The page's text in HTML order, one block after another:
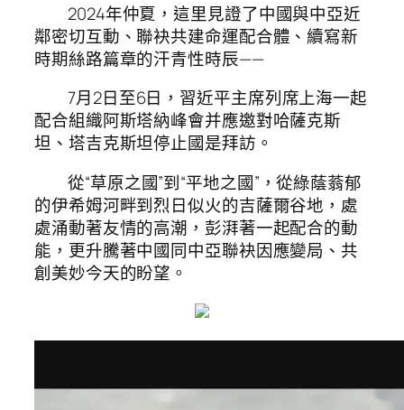
2024年仲夏，這里見證了中國與中亞近
鄰密切互動、聯袂共建命運配合體、續寫新
時期絲路篇章的汗青性時辰——
7月2日至6日，習近平主席列席上海一起
配合組織阿斯塔納峰會并應邀對哈薩克斯
坦、塔吉克斯坦停止國是拜訪。
從“草原之國”到“平地之國”，從綠蔭蓊郁
的伊希姆河畔到烈日似火的吉薩爾谷地，處
處涌動著友情的高潮，彭湃著一起配合的動
能，更升騰著中國同中亞聯袂因應變局、共
創美妙今天的盼望。